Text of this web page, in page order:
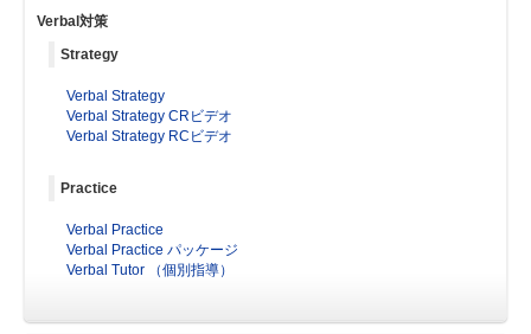
Verbal対策
Strategy
Verbal Strategy
Verbal Strategy CRビデオ
Verbal Strategy RCビデオ
Practice
Verbal Practice
Verbal Practice パッケージ
Verbal Tutor （個別指導）